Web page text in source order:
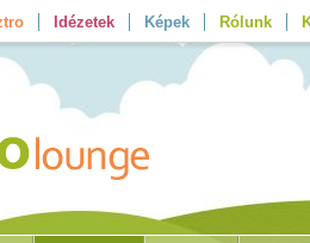
Idézetek Képek Rólunk